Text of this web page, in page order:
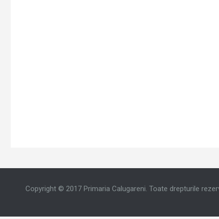
Copyright © 2017 Primaria Calugareni. Toate drepturile